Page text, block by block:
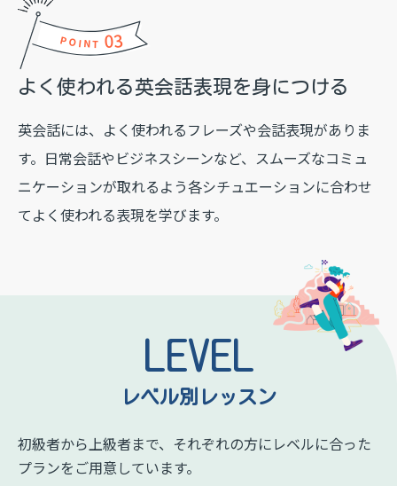
POINT03
よく使われる英会話表現を身につける
英会話には、よく使われるフレーズや会話表現がありま
す。日常会話やビジネスシーンなど、スムーズなコミュ
ニケーションが取れるよう各シチュエーションに合わせ
てよく使われる表現を学びます。
レベル別レッスン
LEVEL
初級者から上級者まで、それぞれの方にレベルに合った
プランをご用意しています。